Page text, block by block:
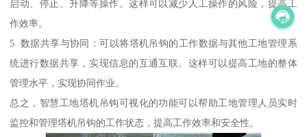
启动、停止、升降等操作。这样可以减少人工操作的风险，提高工
作效率。
5. 数据共享与协同：可以将塔机吊钩的工作数据与其他工地管理系
统进行数据共享，实现信息的互通互联。这样可以提高工地的整体
管理水平，实现协同作业。
总之，智慧工地塔机吊钩可视化的功能可以帮助工地管理人员实时
监控和管理塔机吊钩的工作状态，提高工作效率和安全性。